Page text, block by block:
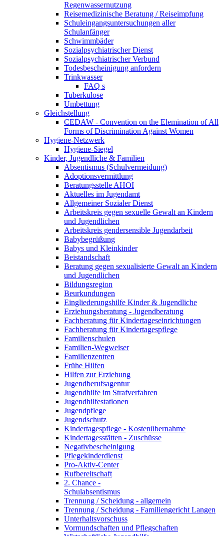
Regenwassernutzung
Reisemedizinische Beratung / Reiseimpfung
Schuleingangsuntersuchungen aller
Schulanfänger
Schwimmbäder
Sozialpsychiatrischer Dienst
Sozialpsychiatrischer Verbund
Todesbescheinigung anfordern
Trinkwasser
FAQ s
Tuberkulose
Umbettung
Gleichstellung
CEDAW - Convention on the Elemination of All
Forms of Discrimination Against Women
Hygiene-Netzwerk
Hygiene-Siegel
Kinder, Jugendliche & Familien
Absentismus (Schulvermeidung)
Adoptionsvermittlung
Beratungsstelle AHOI
Aktuelles im Jugendamt
Allgemeiner Sozialer Dienst
Arbeitskreis gegen sexuelle Gewalt an Kindern
und Jugendlichen
Arbeitskreis gendersensible Jugendarbeit
Babybegrüßung
Babys und Kleinkinder
Beistandschaft
Beratung gegen sexualisierte Gewalt an Kindern
und Jugendlichen
Bildungsregion
Beurkundungen
Eingliederungshilfe Kinder & Jugendliche
Erziehungsberatung - Jugendberatung
Fachberatung für Kindertageseinrichtungen
Fachberatung für Kindertagespflege
Familienschulen
Familien-Wegweiser
Familienzentren
Frühe Hilfen
Hilfen zur Erziehung
Jugendberufsagentur
Jugendhilfe im Strafverfahren
Jugendhilfestationen
Jugendpflege
Jugendschutz
Kindertagespflege - Kostenübernahme
Kindertagesstätten - Zuschüsse
Negativbescheinigung
Pflegekinderdienst
Pro-Aktiv-Center
Rufbereitschaft
2. Chance -
Schulabsentismus
Trennung / Scheidung - allgemein
Trennung / Scheidung - Familiengericht Langen
Unterhaltsvorschuss
Vormundschaften und Pflegschaften